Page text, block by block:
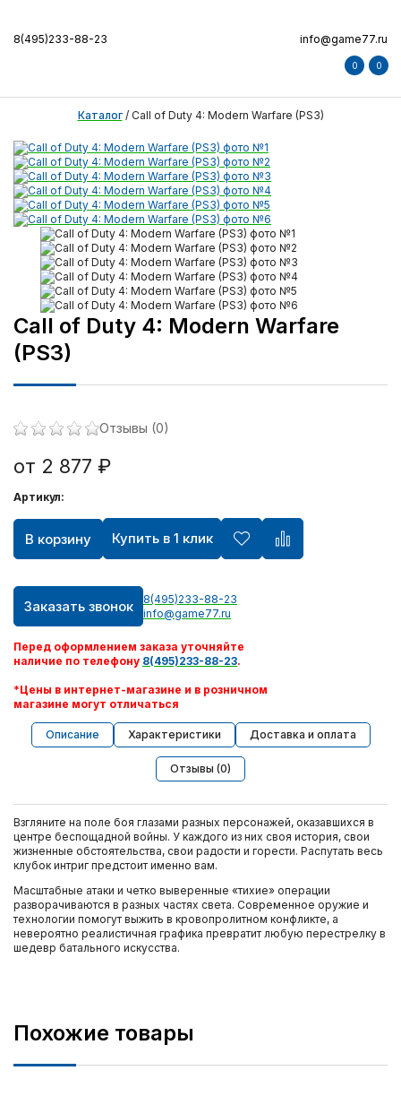
8(495)233-88-23 info@game77.ru
0 0
Каталог/ Call of Duty 4: Modern Warfare (PS3)
Call of Duty 4: Modern Warfare
(PS3)
Отзывы (0)
от 2 877 ₽
Артикул:
В корзину Купить в 1 клик
Заказать звонок
8(495)233-88-23
info@game77.ru
Перед оформлением заказа уточняйте
наличие по телефону 8(495)233-88-23.
*Цены в интернет-магазине и в розничном
магазине могут отличаться
Описание Характеристики Доставка и оплата
Отзывы (0)
Взгляните на поле боя глазами разных персонажей, оказавшихся в
центре беспощадной войны. У каждого из них своя история, свои
жизненные обстоятельства, свои радости и горести. Распутать весь
клубок интриг предстоит именно вам.
Масштабные атаки и четко выверенные «тихие» операции
разворачиваются в разных частях света. Современное оружие и
технологии помогут выжить в кровопролитном конфликте, а
невероятно реалистичная графика превратит любую перестрелку в
шедевр батального искусства.
Похожие товары